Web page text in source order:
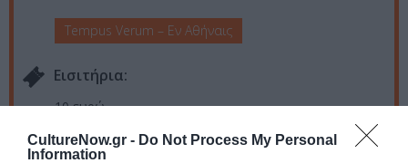
CultureNow.gr - Do Not Process My Personal
Information
Tempus Verum – Εν Αθήναις
Eισιτήρια:
10 ευρώ
Πληροφορίες / Κρατήσεις: